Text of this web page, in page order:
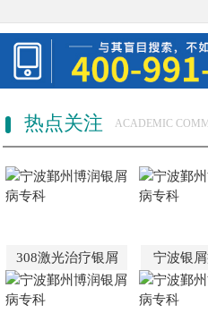
热点关注 ACADEMIC
308激光治疗银屑 宁波银